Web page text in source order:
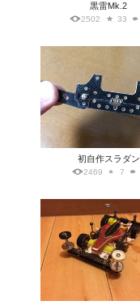
黒雷Mk.2
2502 33
初自作スラダン
2469 7